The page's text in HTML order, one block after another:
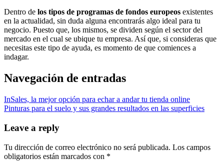
Dentro de los tipos de programas de fondos europeos existentes
en la actualidad, sin duda alguna encontrarás algo ideal para tu
negocio. Puesto que, los mismos, se dividen según el sector del
mercado en el cual se ubique tu empresa. Así que, si consideras que
necesitas este tipo de ayuda, es momento de que comiences a
indagar.
Navegación de entradas
InSales, la mejor opción para echar a andar tu tienda online
Pinturas para el suelo y sus grandes resultados en las superficies
Leave a reply
Tu dirección de correo electrónico no será publicada. Los campos
obligatorios están marcados con *